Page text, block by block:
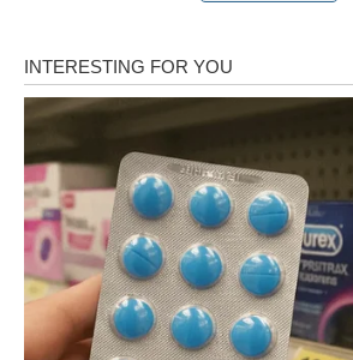
Ovo je period u kojem prestaješ da se
što su sve opcije savršene – već zato
dolazi kao posledica toga što
Ljubav: karmička
Na ljubavnom planu, sledeća nedelja
razotkrivanje. Ne nužno konflikt, već